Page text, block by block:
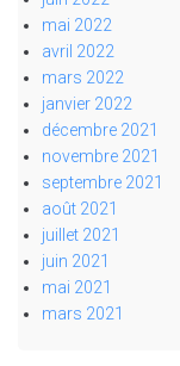
mai 2022
avril 2022
mars 2022
janvier 2022
décembre 2021
novembre 2021
septembre 2021
août 2021
juillet 2021
juin 2021
mai 2021
mars 2021